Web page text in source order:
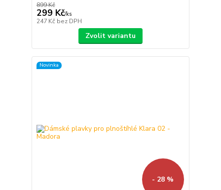
899 Kč
299 Kč/ks
247 Kč bez DPH
Zvolit variantu
Novinka
- 28 %